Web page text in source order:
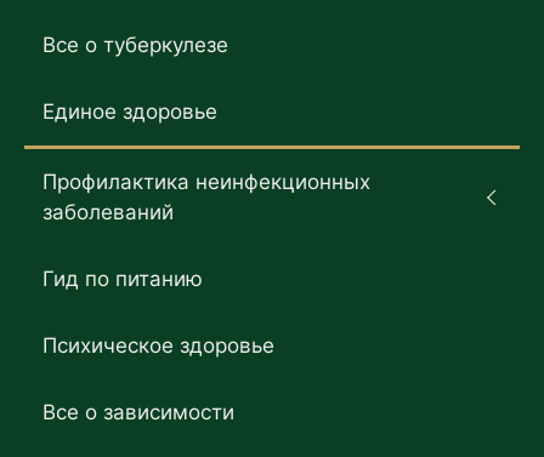
Все о туберкулезе
Единое здоровье
Профилактика неинфекционных
заболеваний
Гид по питанию
Психическое здоровье
Все о зависимости